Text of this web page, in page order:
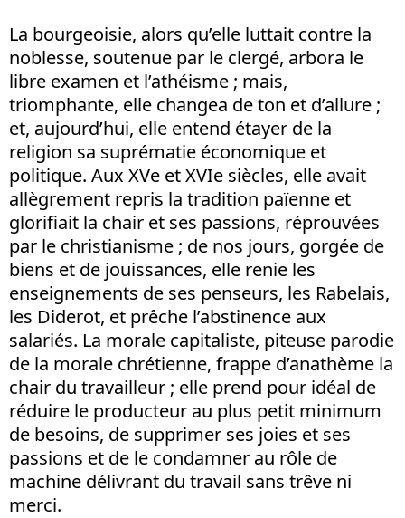
La bourgeoisie, alors qu’elle luttait contre la
noblesse, soutenue par le clergé, arbora le
libre examen et l’athéisme ; mais,
triomphante, elle changea de ton et d’allure ;
et, aujourd’hui, elle entend étayer de la
religion sa suprématie économique et
politique. Aux XVe et XVIe siècles, elle avait
allègrement repris la tradition païenne et
glorifiait la chair et ses passions, réprouvées
par le christianisme ; de nos jours, gorgée de
biens et de jouissances, elle renie les
enseignements de ses penseurs, les Rabelais,
les Diderot, et prêche l’abstinence aux
salariés. La morale capitaliste, piteuse parodie
de la morale chrétienne, frappe d’anathème la
chair du travailleur ; elle prend pour idéal de
réduire le producteur au plus petit minimum
de besoins, de supprimer ses joies et ses
passions et de le condamner au rôle de
machine délivrant du travail sans trêve ni
merci.